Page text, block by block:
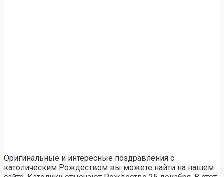
Оригинальные и интересные поздравления с
католическим Рождеством вы можете найти на нашем